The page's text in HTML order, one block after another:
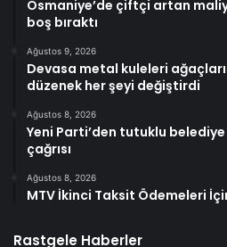
Osmaniye’de çiftçi artan
boş bıraktı
Ağustos 9, 2026
Devasa metal kuleleri
düzenek her şeyi değiştirdi
Ağustos 8, 2026
Yeni Parti’den tutuklu
çağrısı
Ağustos 8, 2026
MTV İkinci Taksit Ödemeleri
Rastgele Haberler